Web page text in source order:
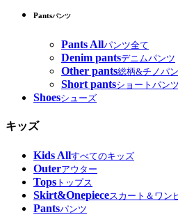
Pantsパンツ
Pants Allパンツ全て
Denim pantsデニムパンツ
Other pants総柄&チノパ
Short pantsショートパンツ
Shoesシューズ
キッズ
Kids Allすべてのキッズ
Outerアウター
Tops トップス
Skirt&Onepieceスカート＆ワン
Pantsパンツ